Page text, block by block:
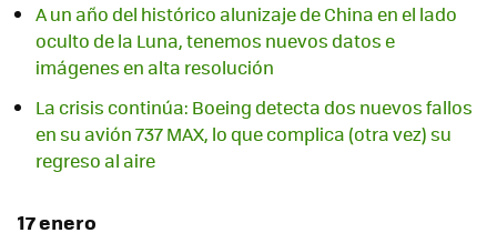
A un año del histórico alunizaje de China en el lado
oculto de la Luna, tenemos nuevos datos e
imágenes en alta resolución
La crisis continúa: Boeing detecta dos nuevos fallos
en su avión 737 MAX, lo que complica (otra vez) su
regreso al aire
17 enero